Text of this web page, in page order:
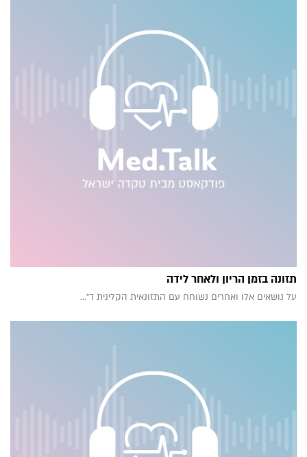
תזונה בזמן הריון ולאחר לידה
על נושאים אלו ואחרים נשוחח עם התזונאית הקלינית ד"...